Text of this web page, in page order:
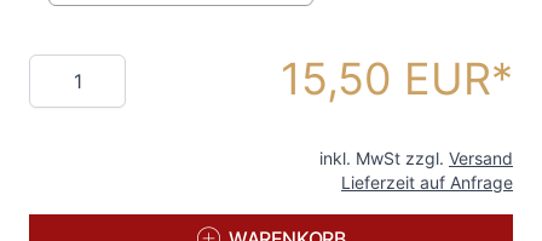
Menge 15,50 EUR
inkl. MwSt zzgl. Versand
Lieferzeit auf Anfrage